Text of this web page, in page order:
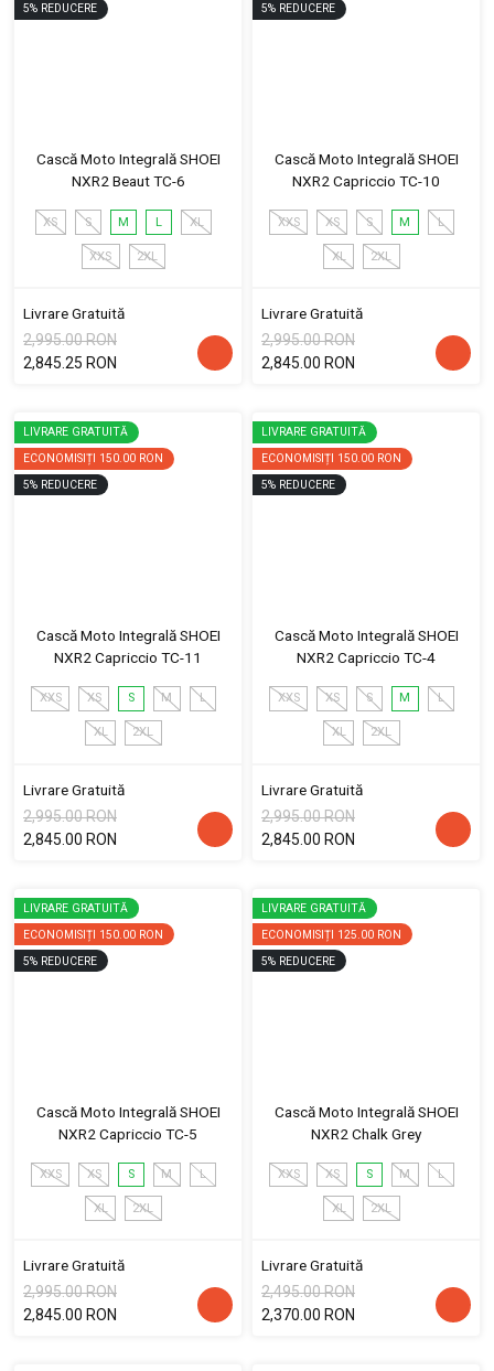
5% REDUCERE
Cască Moto Integrală SHOEI
NXR2 Beaut TC-6
XS S M L XL
XXS 2XL
Livrare Gratuită
2,995.00 RON
2,845.25 RON
5% REDUCERE
Cască Moto Integrală SHOEI
NXR2 Capriccio TC-10
XXS XS S M L
XL 2XL
Livrare Gratuită
2,995.00 RON
2,845.00 RON
LIVRARE GRATUITĂ
ECONOMISIȚI 150.00 RON
5% REDUCERE
Cască Moto Integrală SHOEI
NXR2 Capriccio TC-11
XXS XS S M L
XL 2XL
Livrare Gratuită
2,995.00 RON
2,845.00 RON
LIVRARE GRATUITĂ
ECONOMISIȚI 150.00 RON
5% REDUCERE
Cască Moto Integrală SHOEI
NXR2 Capriccio TC-4
XXS XS S M L
XL 2XL
Livrare Gratuită
2,995.00 RON
2,845.00 RON
LIVRARE GRATUITĂ
ECONOMISIȚI 150.00 RON
5% REDUCERE
Cască Moto Integrală SHOEI
NXR2 Capriccio TC-5
XXS XS S M L
XL 2XL
Livrare Gratuită
2,995.00 RON
2,845.00 RON
LIVRARE GRATUITĂ
ECONOMISIȚI 125.00 RON
5% REDUCERE
Cască Moto Integrală SHOEI
NXR2 Chalk Grey
XXS XS S M L
XL 2XL
Livrare Gratuită
2,495.00 RON
2,370.00 RON